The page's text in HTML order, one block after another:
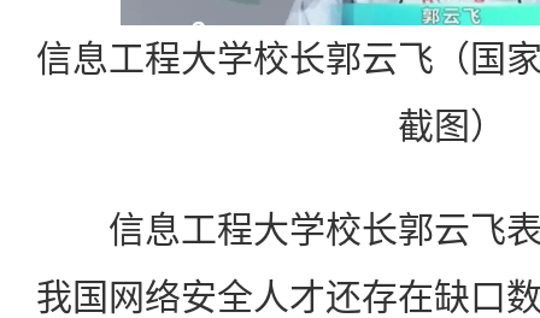
信息工程大学校长郭云飞（国
截图）
信息工程大学校长郭云飞表
我国网络安全人才还存在缺口